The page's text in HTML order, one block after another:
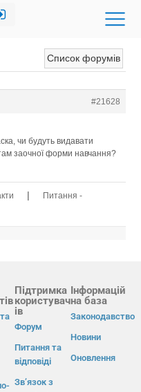
Список форумів
#21628
чи будуть видавати
заочної форми навчання?
|
Питання -
Підтримка
користувач
ів
Форум
Питання та
відповіді
Зв’язок з
Інформацій
на база
Законодавство
Новини
Оновлення